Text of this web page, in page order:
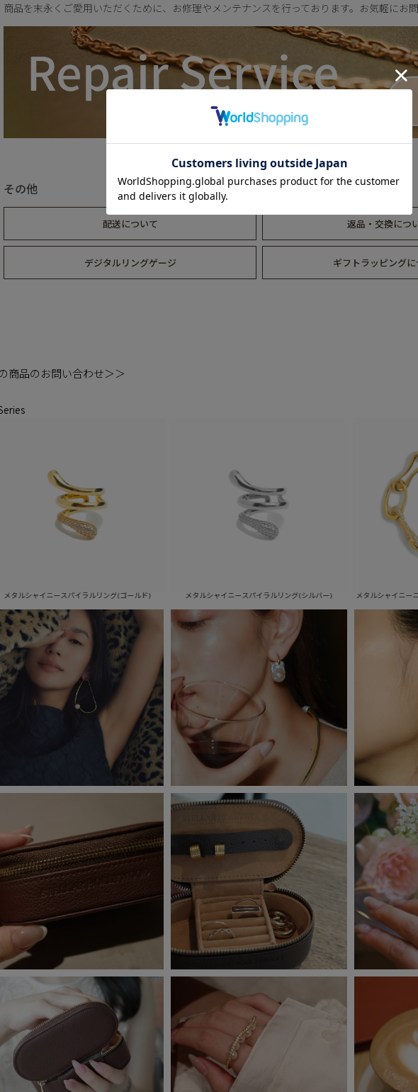
商品を末永くご愛用いただくために、お修理やメンテナンスを行っております。お気軽にお
その他
配送について 返品・交換につ
デジタルリングゲージ ギフトラッピング
商品のお問い合わせ＞＞
パイラルリング(ゴールド) メタルシャイニースパイラルリング(シルバー) メタルシャイニーニュアンスブレスレ